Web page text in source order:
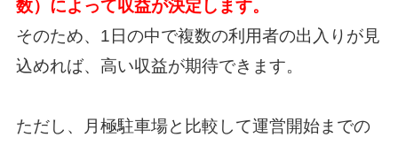
数）によって収益が決定します。
そのため、1日の中で複数の利用者の出入りが見
込めれば、高い収益が期待できます。
ただし、月極駐車場と比較して運営開始までの